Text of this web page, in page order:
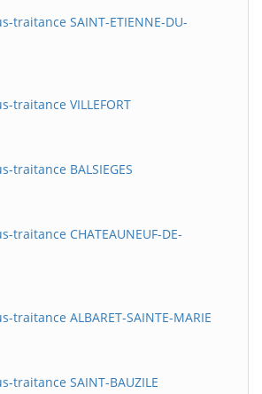
traitance SAINT-ETIENNE-DU-
traitance VILLEFORT
traitance BALSIEGES
traitance CHATEAUNEUF-DE-
traitance ALBARET-SAINTE-MARIE
traitance SAINT-BAUZILE